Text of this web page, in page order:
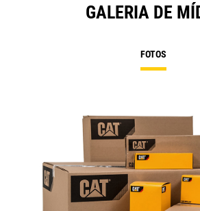
GALERIA DE
FOTOS